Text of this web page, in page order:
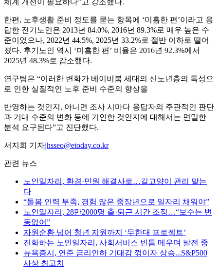
체계 개선이 필요하다”고 강조했다.
한편, 노후생활 준비 정도를 묻는 항목에 ‘미흡한 편’이라고 응
답한 전기노인은 2013년 84.0%, 2016년 89.3%로 매우 높은 수
준이었으나, 2022년 44.5%, 2025년 33.2%로 절반 이하로 떨어
졌다. 후기노인 역시 ‘미흡한 편’ 비율은 2016년 92.3%에서
2025년 48.3%로 감소했다.
연구팀은 “이러한 변화가 베이비붐 세대의 신노년층의 특성으
로 인한 실질적인 노후 준비 수준의 향상을
반영하는 것인지, 아니면 조사 시마다 응답자의 주관적인 판단
과 기대 수준의 변화 등에 기인한 것인지에 대해서는 면밀한
분석 요구된다”고 진단했다.
서지희 기자jhsseo@etoday.co.kr
관련 뉴스
노인일자리, 환경·민원 해결사로…길고양이 관리 맡는
다
“돌봄 인력 부족, 경험 많은 중장년으로 일자리 채워야”
노인일자리, 28만2000명 출·퇴근 시간 조정…“보수는 변
동없어”
자원순환 넘어 청년 지원까지 ‘무한대 프로젝트’
진화하는 노인일자리, 사회서비스 빈틈 메우며 발전 중
뉴욕증시, 연준 금리인하 기대감 꺾이자 상승...S&P500
사상 최고치